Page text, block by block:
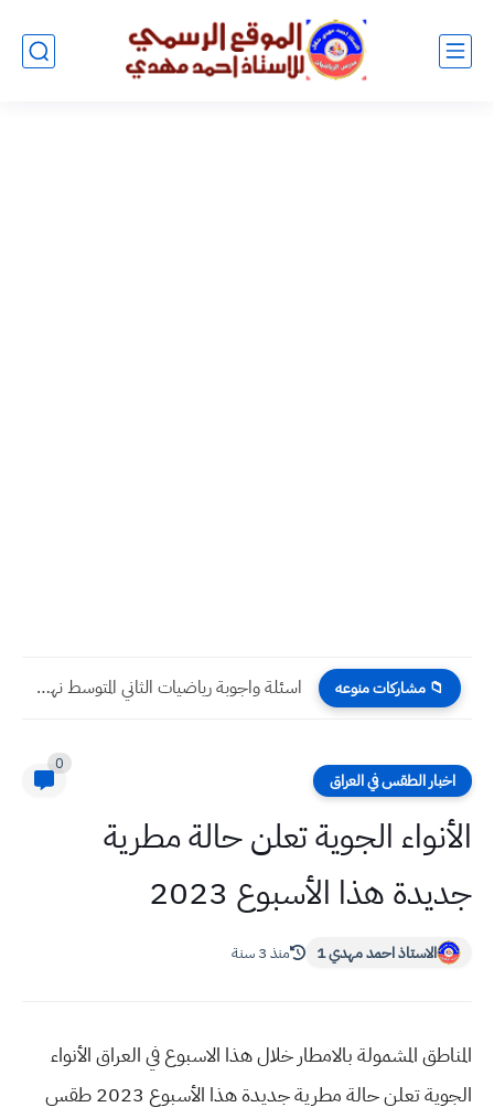
📁 مشاركات منوعه اسئلة واجوبة رياضيات الثاني المتوسط نهاية السنة 2024
اخبار الطقس في العراق
0
الأنواء الجوية تعلن حالة مطرية
جديدة هذا الأسبوع 2023
الاستاذ احمد مهدي 1 منذ 3 سنة
المناطق المشمولة بالامطار خلال هذا الاسبوع في العراق الأنواء
الجوية تعلن حالة مطرية جديدة هذا الأسبوع 2023 طقس